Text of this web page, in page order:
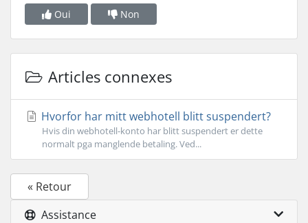
Oui Non
Articles connexes
Hvorfor har mitt webhotell blitt suspendert?
Hvis din webhotell-konto har blitt suspendert er dette
normalt pga manglende betaling. Ved...
« Retour
Assistance